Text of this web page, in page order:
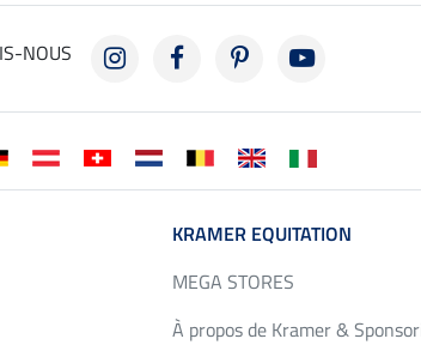
NOUS
KRAMER EQUITATION
MEGA STORES
À propos de Kramer &